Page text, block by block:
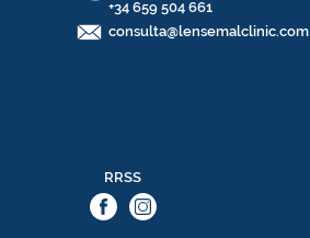
+34 659 504 661
consulta@lensemalclinic.com
RRSS